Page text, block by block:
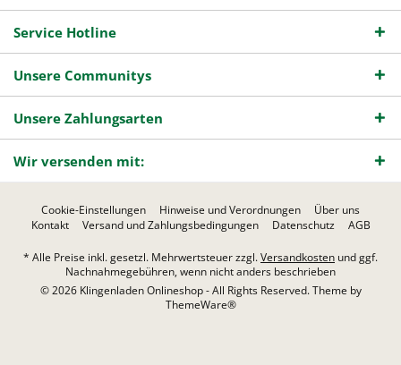
Service Hotline
Unsere Communitys
Unsere Zahlungsarten
Wir versenden mit:
Cookie-Einstellungen Hinweise und Verordnungen
Über uns
Kontakt
Versand und Zahlungsbedingungen Datenschutz AGB
* Alle Preise inkl. gesetzl. Mehrwertsteuer zzgl.Versandkosten und ggf.
Nachnahmegebühren, wenn nicht anders beschrieben
© 2026 Klingenladen Onlineshop - All Rights Reserved. Theme by
ThemeWare®